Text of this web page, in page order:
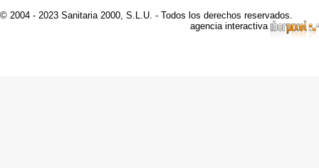
© 2004 - 2023 Sanitaria 2000, S.L.U. - Todos los derechos reservados.
agencia interactiva